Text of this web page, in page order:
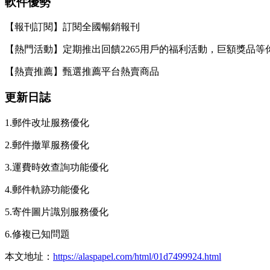
【報刊訂閱】訂閱全國暢銷報刊
【熱門活動】定期推出回饋2265用戶的福利活動，巨額獎品
【熱賣推薦】甄選推薦平台熱賣商品
更新日誌
1.郵件改址服務優化
2.郵件撤單服務優化
3.運費時效查詢功能優化
4.郵件軌跡功能優化
5.寄件圖片識別服務優化
6.修複已知問題
本文地址： https://alaspapel.com/html/01d7499924.html